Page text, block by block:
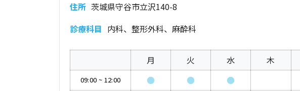
住所 茨城県守谷市立沢140-8
診療科目 内科、整形外科、麻酔科
月 火 水 木
09:00 ~ 12:00 ● ● ●